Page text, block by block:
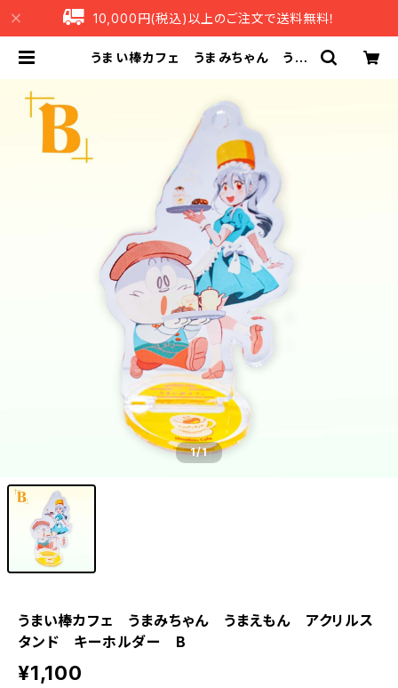
10,000円(税込)以上のご注文で送料無料！
うまい棒カフェ うまみちゃん うま
1/1
うまい棒カフェ うまみちゃん うまえもん アクリルス
タンド キーホルダー B
¥1,100